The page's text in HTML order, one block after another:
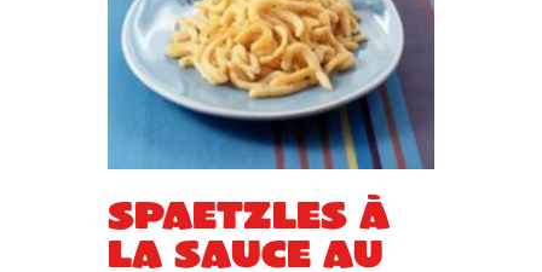
Spaetzles à
la sauce au